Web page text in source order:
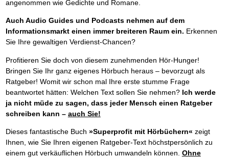
angenommen wie Gedichte und Romane.
Auch Audio Guides und Podcasts nehmen auf dem
Informationsmarkt einen immer breiteren Raum ein. Erkennen
Sie Ihre gewaltigen Verdienst-Chancen?
Profitieren Sie doch von diesem zunehmenden Hör-Hunger!
Bringen Sie Ihr ganz eigenes Hörbuch heraus – bevorzugt als
Ratgeber! Womit wir schon mal Ihre erste stumme Frage
beantwortet hätten: Welchen Text sollen Sie nehmen? Ich werde
ja nicht müde zu sagen, dass jeder Mensch einen Ratgeber
schreiben kann – auch Sie!
Dieses fantastische Buch »Superprofit mit Hörbüchern« zeigt
Ihnen, wie Sie Ihren eigenen Ratgeber-Text höchstpersönlich zu
einem gut verkäuflichen Hörbuch umwandeln können. Ohne